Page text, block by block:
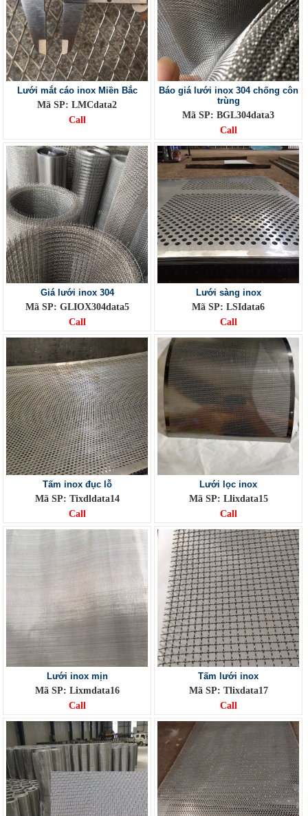
Lưới mắt cáo inox Miền Bắc
Mã SP: LMCdata2
Call
Báo giá lưới inox 304 chống côn
trùng
Mã SP: BGL304data3
Call
Giá lưới inox 304
Mã SP: GLIOX304data5
Call
Lưới sàng inox
Mã SP: LSIdata6
Call
Tấm inox đục lỗ
Mã SP: Tixdldata14
Call
Lưới lọc inox
Mã SP: Llixdata15
Call
Lưới inox mịn
Mã SP: Lixmdata16
Call
Tấm lưới inox
Mã SP: Tlixdata17
Call